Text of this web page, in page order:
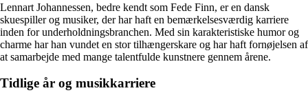
Lennart Johannessen, bedre kendt som Fede Finn, er en dansk
skuespiller og musiker, der har haft en bemærkelsesværdig karriere
inden for underholdningsbranchen. Med sin karakteristiske humor og
charme har han vundet en stor tilhængerskare og har haft fornøjelsen af
at samarbejde med mange talentfulde kunstnere gennem årene.
Tidlige år og musikkarriere